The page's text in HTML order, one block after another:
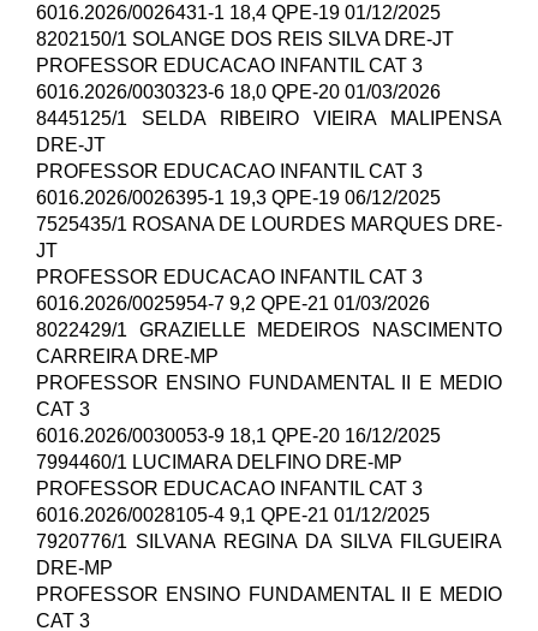
6016.2026/0026431-1 18,4 QPE-19 01/12/2025
8202150/1 SOLANGE DOS REIS SILVA DRE-JT
PROFESSOR EDUCACAO INFANTIL CAT 3
6016.2026/0030323-6 18,0 QPE-20 01/03/2026
8445125/1 SELDA RIBEIRO VIEIRA MALIPENSA
DRE-JT
PROFESSOR EDUCACAO INFANTIL CAT 3
6016.2026/0026395-1 19,3 QPE-19 06/12/2025
7525435/1 ROSANA DE LOURDES MARQUES DRE-
JT
PROFESSOR EDUCACAO INFANTIL CAT 3
6016.2026/0025954-7 9,2 QPE-21 01/03/2026
8022429/1 GRAZIELLE MEDEIROS NASCIMENTO
CARREIRA DRE-MP
PROFESSOR ENSINO FUNDAMENTAL II E MEDIO
CAT 3
6016.2026/0030053-9 18,1 QPE-20 16/12/2025
7994460/1 LUCIMARA DELFINO DRE-MP
PROFESSOR EDUCACAO INFANTIL CAT 3
6016.2026/0028105-4 9,1 QPE-21 01/12/2025
7920776/1 SILVANA REGINA DA SILVA FILGUEIRA
DRE-MP
PROFESSOR ENSINO FUNDAMENTAL II E MEDIO
CAT 3